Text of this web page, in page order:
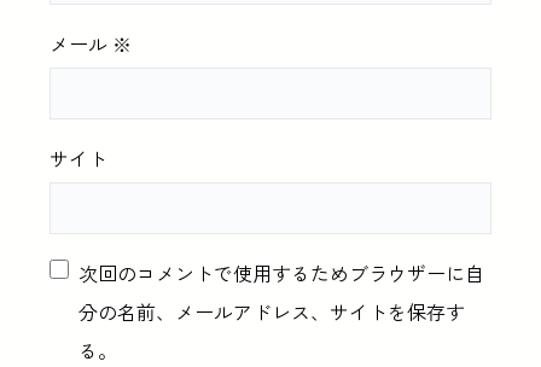
メール ※
サイト
次回のコメントで使用するためブラウザーに自
分の名前、メールアドレス、サイトを保存す
る。